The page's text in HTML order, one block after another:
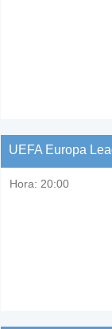
UEFA Europa
Hora: 20:00